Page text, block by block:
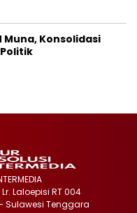
Muna, Konsolidasi
Laloepisi RT 004
Sulawesi Tenggara